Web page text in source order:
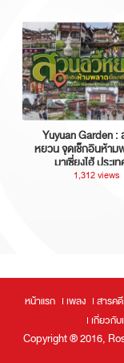
Yuyuan Garden :
หยวน จุดเช็กอินห้าม
มาเซี่ยงไฮ้ ประเ
1,312 views
หน้าแรก เพลง สารคดี
เกี่ยวกับ
Copyright ® 2016,